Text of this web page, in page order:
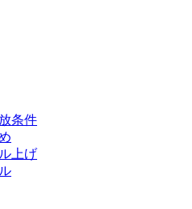
条件
上げ